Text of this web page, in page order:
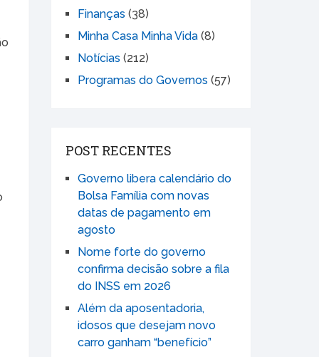
Finanças (38)
Minha Casa Minha Vida (8)
Notícias (212)
Programas do Governos (57)
POST RECENTES
Governo libera calendário do
Bolsa Família com novas
datas de pagamento em
agosto
Nome forte do governo
confirma decisão sobre a fila
do INSS em 2026
Além da aposentadoria,
idosos que desejam novo
carro ganham “benefício”